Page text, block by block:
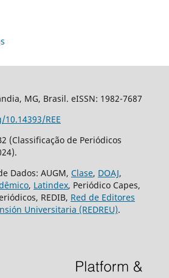
MG, Brasil. eISSN: 1982-7687
REE
(Classificação de Periódicos
Dados: AUGM, Clase, DOAJ,
, Latindex, Periódico Capes,
REDIB, Red de Editores
Universitaria (REDREU).